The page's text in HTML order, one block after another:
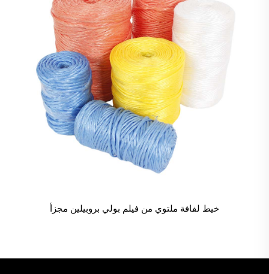
خيط لفافة ملتوي من فيلم بولي بروبيلين مجزأ